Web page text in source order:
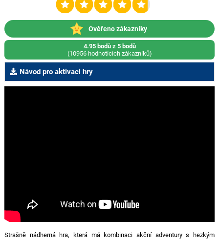
Ověřeno zákazníky
4.95 bodů z 5 bodů
(10956 hodnotících zákazníků)
Návod pro aktivaci hry
Strašně nádherná hra, která má kombinaci akční adventury s hezkým